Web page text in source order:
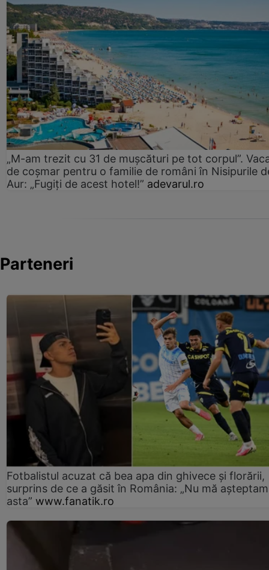
„M-am trezit cu 31 de mușcături pe tot corpul”.
de coșmar pentru o familie de români în Nisipurile
Aur: „Fugiți de acest hotel!” adevarul.ro
Parteneri
Fotbalistul acuzat că bea apa din ghivece și florării,
surprins de ce a găsit în România: „Nu mă
asta” www.fanatik.ro